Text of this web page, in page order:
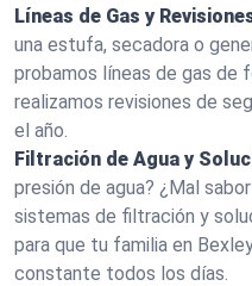
Líneas de Gas y
una estufa, secadora o
probamos líneas de gas de
realizamos revisiones de
el año.
Filtración de Agua y
presión de agua? ¿Mal
sistemas de filtración y
para que tu familia en
constante todos los días.